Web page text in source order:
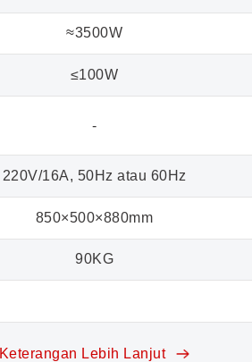
≈3500W
≤100W
-
220V/16A, 50Hz atau 60Hz
850×500×880mm
90KG
Keterangan Lebih Lanjut